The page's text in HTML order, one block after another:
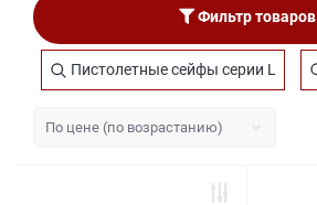
Фильтр товаров
Пистолетные сейфы серии L